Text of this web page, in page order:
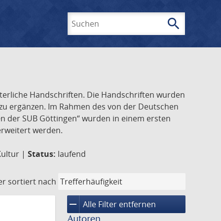
search
Handschriften. Die Handschriften wurden
ergänzen. Im Rahmen des von der Deutschen
SUB Göttingen“ wurden in einem ersten
werden.
| Status: laufend
sortiert nach
remove Alle Filter entfernen